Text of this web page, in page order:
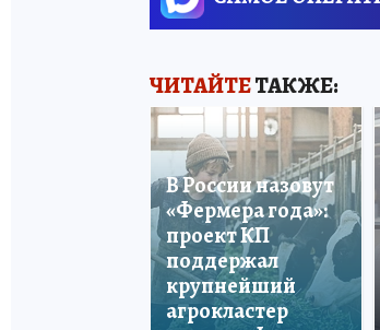
ЧИТАЙТЕТАКЖЕ:
В России назовут
«Фермера года»:
проект КП
поддержал
крупнейший
агрокластер